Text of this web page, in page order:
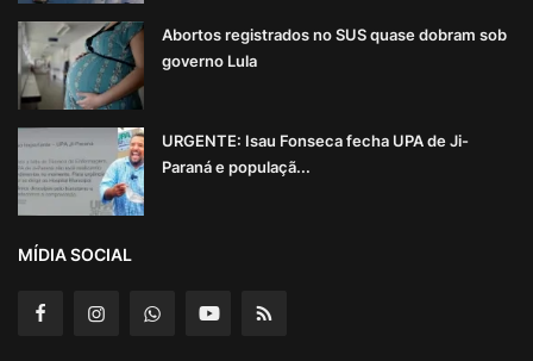
Abortos registrados no SUS quase dobram sob
governo Lula
URGENTE: Isau Fonseca fecha UPA de Ji-
Paraná e populaçã...
MÍDIA SOCIAL